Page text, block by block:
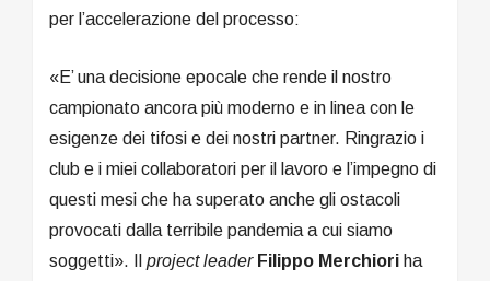
per l’accelerazione del processo:
«E’ una decisione epocale che rende il nostro
campionato ancora più moderno e in linea con le
esigenze dei tifosi e dei nostri partner. Ringrazio i
club e i miei collaboratori per il lavoro e l’impegno di
questi mesi che ha superato anche gli ostacoli
provocati dalla terribile pandemia a cui siamo
soggetti». Il
project leader Filippo Merchiori ha